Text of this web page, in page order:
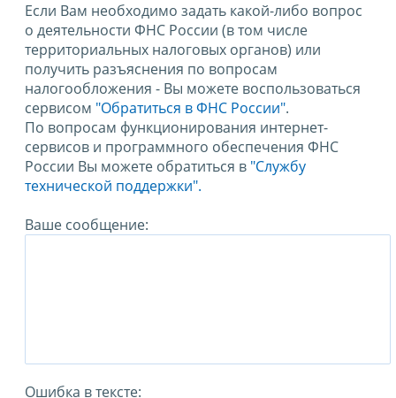
Если Вам необходимо задать какой-либо вопрос
о деятельности ФНС России (в том числе
территориальных налоговых органов) или
получить разъяснения по вопросам
налогообложения - Вы можете воспользоваться
сервисом "Обратиться в ФНС России".
По вопросам функционирования интернет-
сервисов и программного обеспечения ФНС
России Вы можете обратиться в "Службу
технической поддержки".
Ваше сообщение:
Ошибка в тексте: